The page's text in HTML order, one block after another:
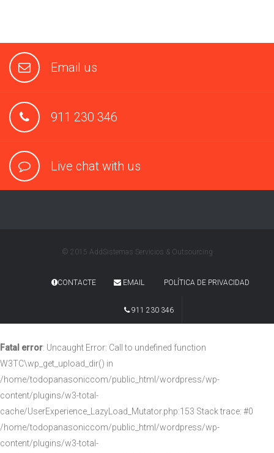
Email us
911 230 346
Live chat with us
© 2015 AddSistemas Servicios & Outsourcing
CONTACTE EMAIL POLÍTICA DE PRIVACIDAD
911 230 346
Fatal error: Uncaught Error: Call to undefined function
W3TC\wp_get_upload_dir() in
/home/todopanasoniccom/public_html/wordpress/wp-
content/plugins/w3-total-
cache/UserExperience_LazyLoad_Mutator.php:153 Stack trace: #0
/home/todopanasoniccom/public_html/wordpress/wp-
content/plugins/w3-total-